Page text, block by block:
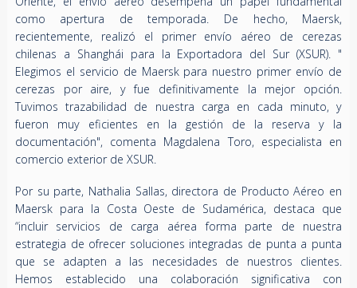
como apertura de temporada. De hecho, Maersk,
recientemente, realizó el primer envío aéreo de cerezas
chilenas a Shanghái para la Exportadora del Sur (XSUR). "
Elegimos el servicio de Maersk para nuestro primer envío de
cerezas por aire, y fue definitivamente la mejor opción.
Tuvimos trazabilidad de nuestra carga en cada minuto, y
fueron muy eficientes en la gestión de la reserva y la
documentación", comenta Magdalena Toro, especialista en
comercio exterior de XSUR.
Por su parte, Nathalia Sallas, directora de Producto Aéreo en
Maersk para la Costa Oeste de Sudamérica, destaca que
“incluir servicios de carga aérea forma parte de nuestra
estrategia de ofrecer soluciones integradas de punta a punta
que se adapten a las necesidades de nuestros clientes.
Hemos establecido una colaboración significativa con